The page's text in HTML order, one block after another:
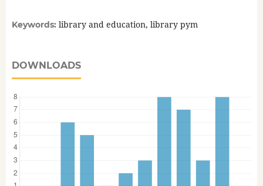
Keywords: library and education, library pym
DOWNLOADS